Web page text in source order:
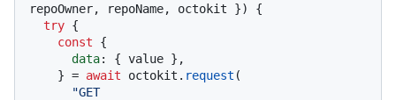
repoOwner, repoName, octokit }) {
try {
const {
data: { value },
    } =
await octokit. request (
"GET